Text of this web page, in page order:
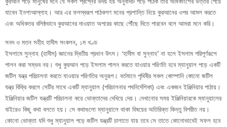
যাবেন ইনশাআল্লাহ। আর এর ফলস্বরূপ পাঠকগণ মনের প্রশান্তি নিয়ে কুরআনের ওপর আমল করতে
এবং অধিকতর বলিষ্ঠভাবে কুরআনের দাওয়াত অপরের কাছে পৌঁছে দিতে পারবেন বলে আমরা মনে করি।
সনদ ও মতন সহীহ হাদীস সংকলন, ১ম খণ্ড
ইসলামে সুন্নাহ (হাদীস) জ্ঞানের দ্বিতীয় প্রধান উৎস। ‘হাদীস বা সুন্নাহ’ না হলে ইসলাম পরিপূর্ণরূপে
পালন করা সম্ভব নয়। শুধু কুরআন পড়ে ইসলাম পালন করতে যাওয়ার পরিণতি হবে ম্যানুয়াল পড়ে একটি
জটিল যন্ত্র পরিচালনা করতে যাওয়ার পরিণতির অনুরূপ। বর্তমানে পৃথিবীর সকল কোম্পানি কোনো জটিল
যন্ত্র বিক্রি করলে সেটির সাথে একটি ম্যানুয়াল (পরিচালনার পথনির্দেশিকা) এবং একজন ইঞ্জিনিয়ার পাঠায়।
ইঞ্জিনিয়ার জটিল যন্ত্রটি পরিচালনা করে ভোক্তাদের দেখিয়ে দেয়। দেখানোর সময় ইঞ্জিনিয়ারকে ম্যানুয়ালের
বাইরেও কিছু কথা বলতে হয়। সে কথাগুলো ম্যানুয়ালে থাকা বিষয়ের অতিরিক্ত কিন্তু বিপরীত নয়।
কোনো ভোক্তা যদি শুধু ম্যানুয়াল পড়ে জটিল যন্ত্রটি চালাতে যায় তবে সে তাতে কোনোভাবেই সফল হবে